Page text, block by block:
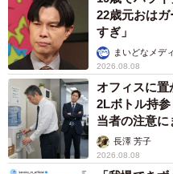
22歳元おは
すぎ」
まいどなメデ
2026.08.08
オフィスに
2Lボトル持
当者の注意
説】長澤 芳子
2026.08.08